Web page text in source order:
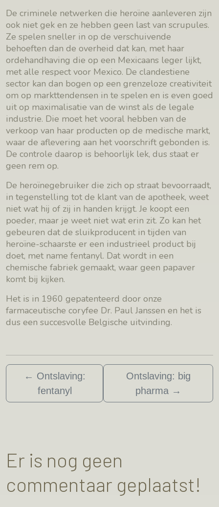
De criminele netwerken die heroïne aanleveren zijn
ook niet gek en ze hebben geen last van scrupules.
Ze spelen sneller in op de verschuivende
behoeften dan de overheid dat kan, met haar
ordehandhaving die op een Mexicaans leger lijkt,
met alle respect voor Mexico. De clandestiene
sector kan dan bogen op een grenzeloze creativiteit
om op markttendensen in te spelen en is even goed
uit op maximalisatie van de winst als de legale
industrie. Die moet het vooral hebben van de
verkoop van haar producten op de medische markt,
waar de aflevering aan het voorschrift gebonden is.
De controle daarop is behoorlijk lek, dus staat er
geen rem op.
De heroïnegebruiker die zich op straat bevoorraadt,
in tegenstelling tot de klant van de apotheek, weet
niet wat hij of zij in handen krijgt. Je koopt een
poeder, maar je weet niet wat erin zit. Zo kan het
gebeuren dat de sluikproducent in tijden van
heroïne-schaarste er een industrieel product bij
doet, met name fentanyl. Dat wordt in een
chemische fabriek gemaakt, waar geen papaver
komt bij kijken.
Het is in 1960 gepatenteerd door onze
farmaceutische coryfee Dr. Paul Janssen en het is
dus een succesvolle Belgische uitvinding.
← Ontslaving:
fentanyl
Ontslaving: big
pharma →
Er is nog geen
commentaar geplaatst!